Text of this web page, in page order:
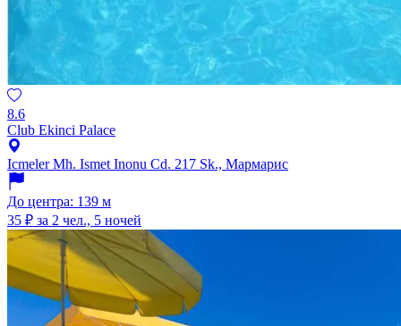
8.6
Club Ekinci Palace
Icmeler Mh. Ismet Inonu Cd. 217 Sk., Мармарис
До центра: 139 м
35 ₽ за 2 чел., 5 ночей